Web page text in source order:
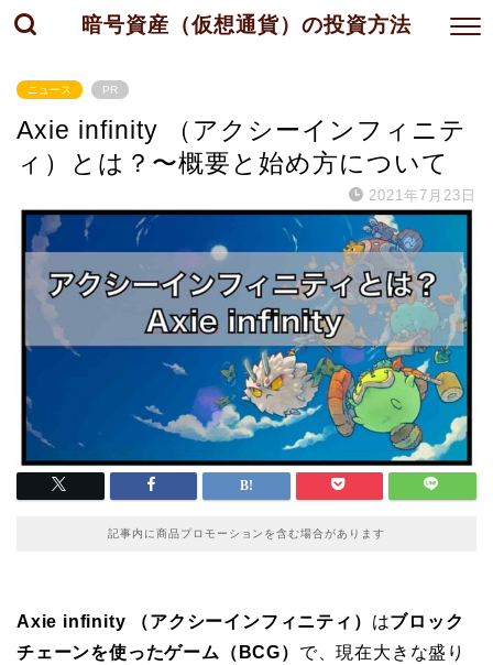
暗号資産（仮想通貨）の投資方法
ニュース PR
Axie infinity （アクシーインフィニテ
ィ）とは？〜概要と始め方について
2021年7月23日
記事内に商品プロモーションを含む場合があります
Axie infinity （アクシーインフィニティ） はブロック
チェーンを使ったゲーム（BCG） で、現在大きな盛り